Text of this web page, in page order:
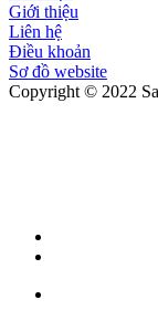
Giới thiệu
Liên hệ
Điều khoản
Sơ đồ website
Copyright © 2022